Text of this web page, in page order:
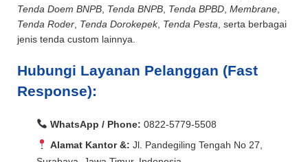
Tenda Doem BNPB Tenda BNPB Tenda BPBD Membrane
Tenda Roder Tenda Dorokepek, Tenda Pesta , serta berbagai
jenis tenda custom lainnya.
Hubungi Layanan Pelanggan (Fast
Response):
WhatsApp / Phone: 0822-5779-5508
Alamat Kantor &: Jl. Pandegiling Tengah No 27,